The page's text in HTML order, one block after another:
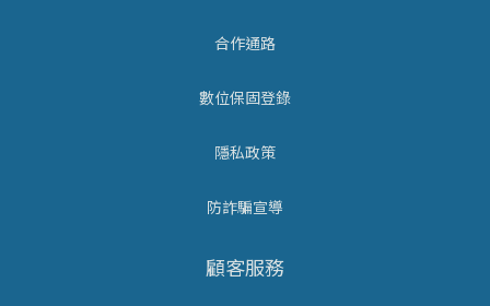
合作通路
數位保固登錄
隱私政策
防詐騙宣導
顧客服務